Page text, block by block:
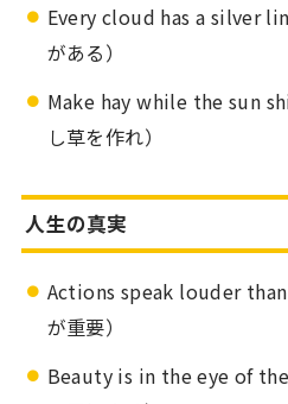
Every cloud has a silver
がある）
Make hay while the sun
し草を作れ）
人生の真実
Actions speak louder
が重要）
Beauty is in the eye of